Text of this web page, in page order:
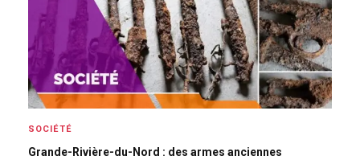
SOCIÉTÉ
Grande-Rivière-du-Nord : des armes anciennes